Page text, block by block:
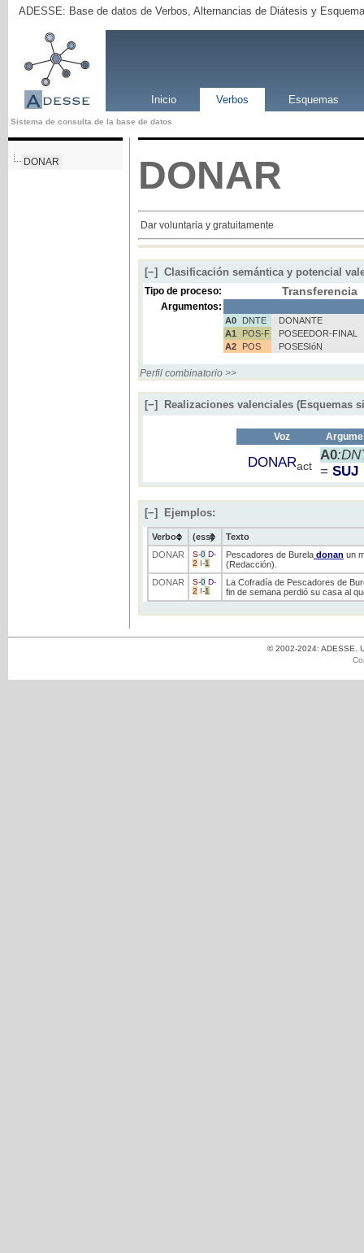
ADESSE: Base de datos de Verbos, Alternancias de Diátesis y
Inicio Verbos Esquemas
Sistema de consulta de la base de datos
DONAR DONAR
Dar voluntaria y gratuitamente
[−] Clasificación semántica y potencial
Tipo de proceso: Transferencia
Argumentos:
A0 DNTE
DONANTE
A1
POS-F
POSEEDOR-FINAL
A2
POS POSESIóN
Perfil combinatorio >>
[−] Realizaciones valenciales (Esquemas
Voz
DONARact
A0
= SUJ
[−] Ejemplos:
Verbo (ess)
Texto
DONAR
S-0 D-
2 I-1
Pescadores de Bureladonan un
(Redacción).
DONAR
S-0 D-
2 I-1
La Cofradía de Pescadores de
fin de semana perdió su casa al
© 2002-2024: ADESSE.